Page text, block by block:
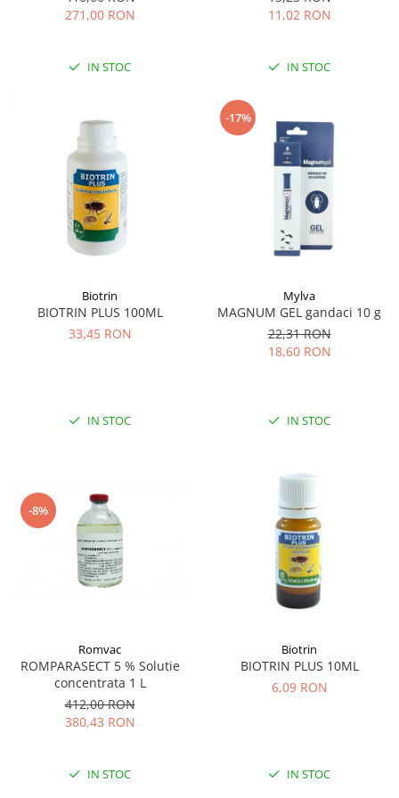
271,00 RON
IN STOC
11,02 RON
IN STOC
Biotrin
BIOTRIN PLUS 100ML
33,45 RON
IN STOC
-17%
Mylva
MAGNUM GEL gandaci 10 g
22,31 RON
18,60 RON
IN STOC
-8%
Romvac
ROMPARASECT 5 % Solutie
concentrata 1 L
412,00 RON
380,43 RON
IN STOC
Biotrin
BIOTRIN PLUS 10ML
6,09 RON
IN STOC